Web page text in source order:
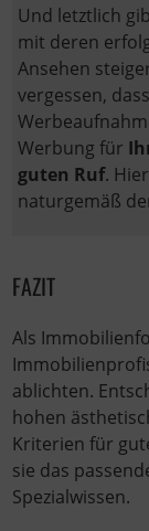
Und letztlich
mit deren
Ansehen
vergessen,
Werbung für
guten Ruf.
naturgemäß
FAZIT
Als
ablichten.
hohen
Kriterien für
sie das
Spezialwissen.